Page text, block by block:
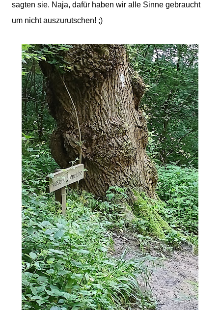
sagten sie. Naja, dafür haben wir alle Sinne gebraucht
um nicht auszurutschen! ;)